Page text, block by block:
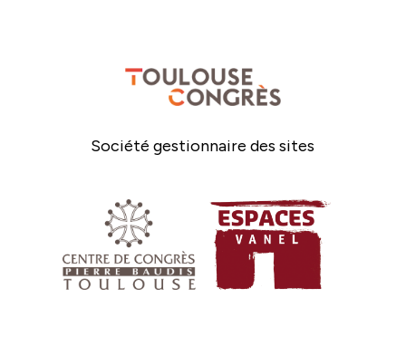
Société gestionnaire des sites